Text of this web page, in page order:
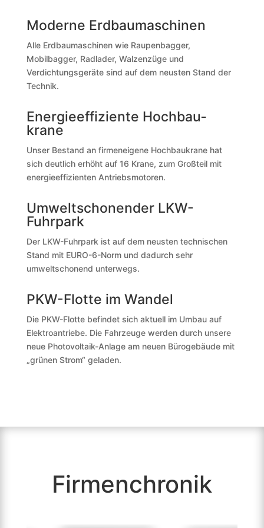
Moderne Erdbau­maschinen
Alle Erdbaumaschinen wie Raupenbagger,
Mobilbagger, Radlader, Walzenzüge und
Verdichtungsgeräte sind auf dem neusten Stand der
Technik.
Energie­effiziente Hochbau­
krane
Unser Bestand an firmeneigene Hochbaukrane hat
sich deutlich erhöht auf 16 Krane, zum Großteil mit
energieeffizienten Antriebsmotoren.
Umwelt­schonen­der LKW-
Fuhrpark
Der LKW-Fuhrpark ist auf dem neusten technischen
Stand mit EURO-6-Norm und dadurch sehr
umweltschonend unterwegs.
PKW-Flotte im Wandel
Die PKW-Flotte befindet sich aktuell im Umbau auf
Elektro­antriebe. Die Fahrzeuge werden durch unsere
neue Photovoltaik-Anlage am neuen Bürogebäude mit
„grünen Strom“ geladen.
Firmen­chronik